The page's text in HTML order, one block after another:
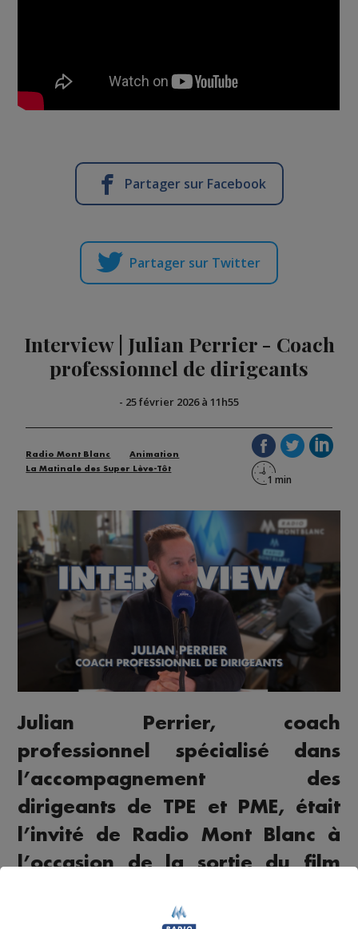
Partager sur Facebook
Partager sur Twitter
Interview | Julian Perrier - Coach
professionnel de dirigeants
- 25 février 2026 à 11h55
Radio Mont Blanc
Animation
La Matinale des Super Lève-Tôt
Julian Perrier, coach
professionnel spécialisé dans
l’accompagnement des
dirigeants de TPE et PME, était
l’invité de Radio Mont Blanc à
l’occasion de la sortie du film
certaines dérives possibles dans